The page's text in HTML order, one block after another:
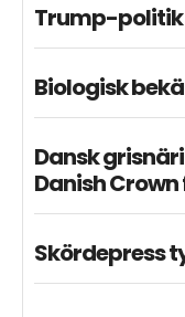
Trump-politik
Biologisk
Dansk
Danish Crown
Skördepress